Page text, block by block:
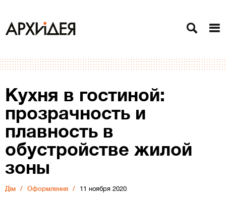
Кухня в гостиной:
прозрачность и
плавность в
обустройстве жилой
зоны
Дiм Оформлення 11 ноября 2020